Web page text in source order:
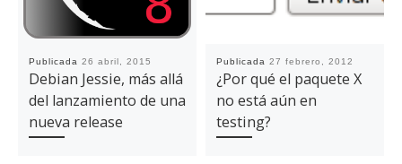
Publicada 26 abril, 2015
Debian Jessie, más allá
del lanzamiento de una
nueva release
Publicada 27 febrero, 2012
¿Por qué el paquete X
no está aún en
testing?